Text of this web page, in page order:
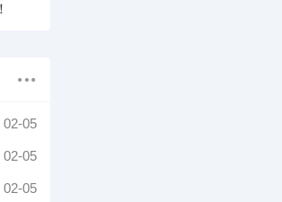
02-05
02-05
02-05